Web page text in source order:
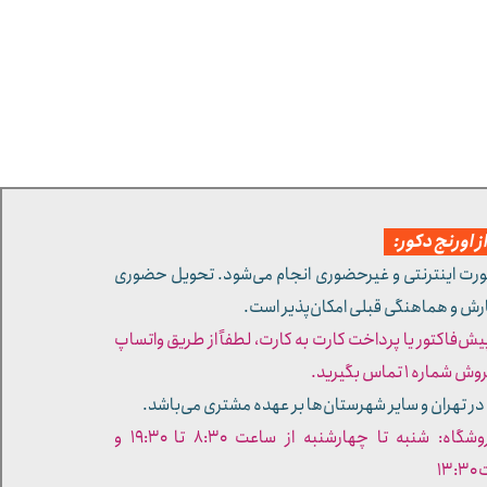
اورنج دکور:
اینترنتی و غیرحضوری انجام می‌شود. تحویل حضوری
و هماهنگی قبلی امکان‌پذیر است.
یا پرداخت کارت به کارت، لطفاً از طریق واتساپ
۱ تماس بگیرید.
تهران و سایر شهرستان‌ها بر عهده مشتری می‌باشد.
- ساعات کاری فروشگاه: شنبه تا چهارشنبه از ساعت ۸:۳۰ تا ۱۹:۳۰ و